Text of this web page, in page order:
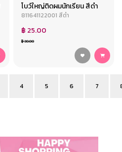
โบว์ใหญ่ติดผมนักเรียน สีดำ
811641122001 สีดำ
฿ 25.00
฿ 30.00
4 5 6 7